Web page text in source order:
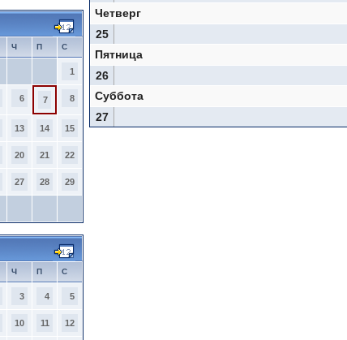
Ч П С
1
6 7 8
13 14 15
20 21 22
27 28 29
Ч П С
3 4 5
10 11 12
Четверг
25
Пятница
26
Суббота
27